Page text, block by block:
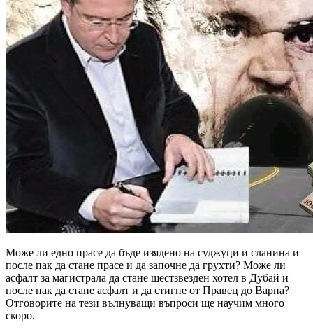
Може ли едно прасе да бъде изядено на суджуци и сланина и
после пак да стане прасе и да започне да грухти? Може ли
асфалт за магистрала да стане шестзвезден хотел в Дубай и
после пак да стане асфалт и да стигне от Правец до Варна?
Отговорите на тези вълнуващи въпроси ще научим много
скоро.